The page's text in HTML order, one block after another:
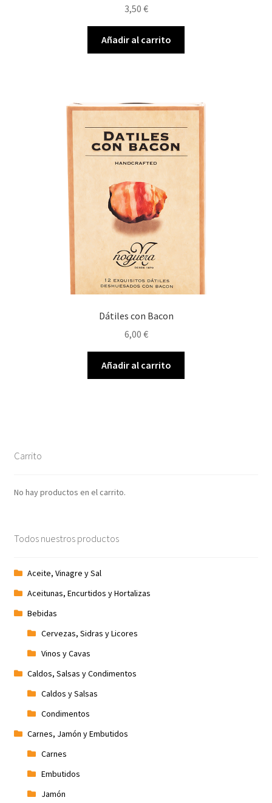
3,50 €
Añadir al carrito
Dátiles con Bacon
6,00 €
Añadir al carrito
Carrito
No hay productos en el carrito.
Todos nuestros productos
Aceite, Vinagre y Sal
Aceitunas, Encurtidos y Hortalizas
Bebidas
Cervezas, Sidras y Licores
Vinos y Cavas
Caldos, Salsas y Condimentos
Caldos y Salsas
Condimentos
Carnes, Jamón y Embutidos
Carnes
Embutidos
Jamón